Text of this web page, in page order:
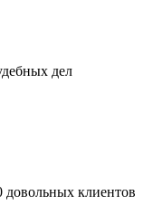
дел
довольных клиентов